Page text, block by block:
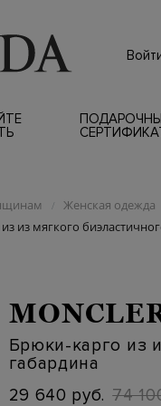
/ Женская одежда
из мягкого
Брюки-карго из
габардина
29 640 руб. 74